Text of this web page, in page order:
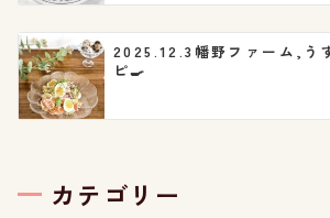
2025.12.3幡野ファーム,う
ピ🍳
カテゴリー